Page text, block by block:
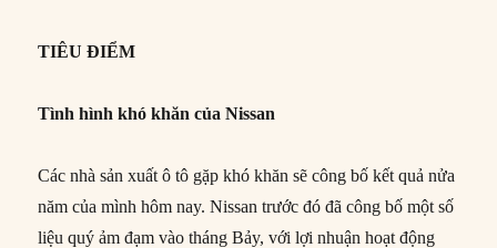
TIÊU ĐIỂM
Tình hình khó khăn của Nissan
Các nhà sản xuất ô tô gặp khó khăn sẽ công bố kết quả nửa
năm của mình hôm nay. Nissan trước đó đã công bố một số
liệu quý ảm đạm vào tháng Bảy, với lợi nhuận hoạt động